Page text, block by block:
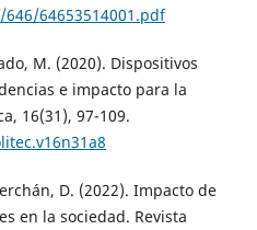
64653514001.pdf
M. (2020). Dispositivos
e impacto para la
16(31), 97-109.
D. (2022). Impacto de
en la sociedad. Revista